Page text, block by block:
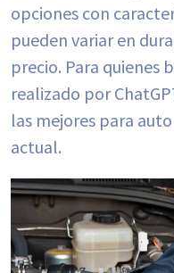
opciones con
pueden variar en
precio. Para quienes
realizado por
las mejores para
actual.